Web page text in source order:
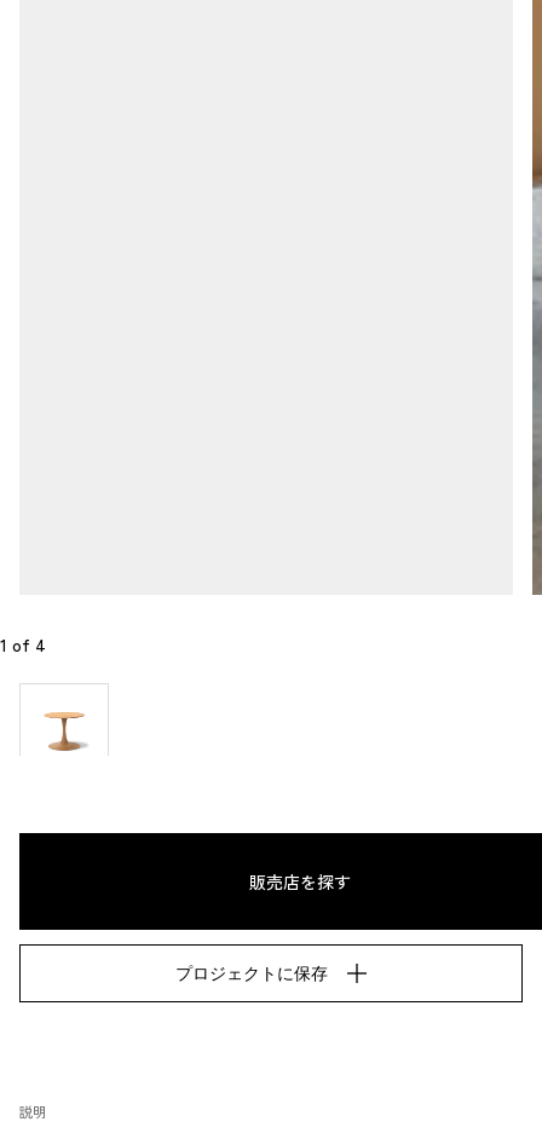
1 of 4
説明
販売店を探す
プロジェクトに保存